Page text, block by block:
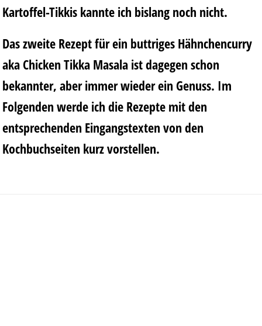
Kartoffel-Tikkis kannte ich bislang noch nicht.
Das zweite Rezept für ein buttriges Hähnchencurry
aka Chicken Tikka Masala ist dagegen schon
bekannter, aber immer wieder ein Genuss. Im
Folgenden werde ich die Rezepte mit den
entsprechenden Eingangstexten von den
Kochbuchseiten kurz vorstellen.